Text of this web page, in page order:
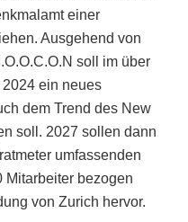
einer
Ausgehend von
soll im über
ein neues
dem Trend des New
soll. 2027 sollen dann
umfassenden
Mitarbeiter bezogen
von Zurich hervor.